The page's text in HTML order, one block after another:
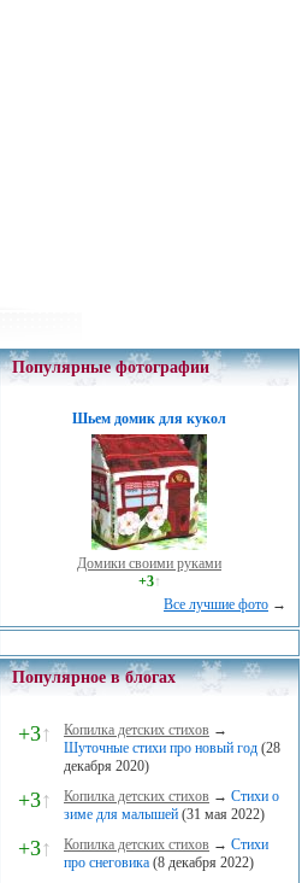
Популярные фотографии
Шьем домик для кукол
Домики своими руками
+3↑
Все лучшие фото →
Популярное в блогах
+3↑ Копилка детских стихов →
Шуточные стихи про новый год (28
декабря 2020)
+3↑ Копилка детских стихов → Стихи о
зиме для малышей (31 мая 2022)
+3↑ Копилка детских стихов → Стихи
про снеговика (8 декабря 2022)